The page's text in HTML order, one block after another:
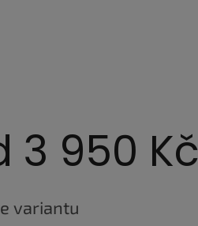
3 950 Kč
variantu